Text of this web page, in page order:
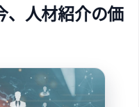
、人材紹介の価